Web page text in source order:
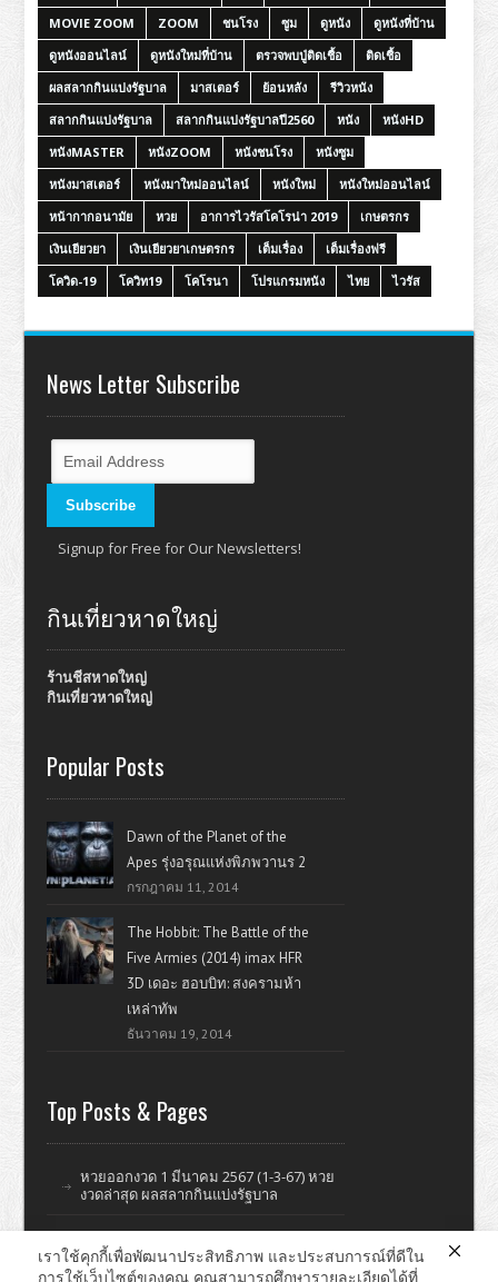
MOVIE ZOOM
ZOOM ชนโรง ซูม ดูหนัง
ดูหนังที่บ้าน
ดูหนังออนไลน์
ดูหนังใหม่ที่บ้าน ตรวจพบปู่ติดเชื้อ
ติดเชื้อ
ผลสลากกินแบ่งรัฐบาล
มาสเตอร์ ย้อนหลัง
รีวิวหนัง
สลากกินแบ่งรัฐบาล
สลากกินแบ่งรัฐบาลปี2560 หนัง
หนังHD
หนังMASTER
หนังZOOM หนังชนโรง
หนังซูม
หนังมาสเตอร์
หนังมาใหม่ออนไลน์ หนังใหม่
หนังใหม่ออนไลน์
หน้ากากอนามัย
หวย อาการไวรัสโคโรน่า 2019
เกษตรกร
เงินเยียวยา
เงินเยียวยาเกษตรกร เต็มเรื่อง
เต็มเรื่องฟรี
โควิด-19
โควิท19 โคโรนา โปรแกรมหนัง ไทย ไวรัส
News Letter Subscribe
Signup for Free for Our Newsletters!
กินเที่ยวหาดใหญ่
ร้านชีสหาดใหญ่
กินเที่ยวหาดใหญ่
Popular Posts
Dawn of the Planet of the
Apes รุ่งอรุณแห่งพิภพวานร 2
กรกฎาคม 11, 2014
The Hobbit: The Battle of the
Five Armies (2014) imax HFR
3D เดอะ ฮอบบิท: สงครามห้า
เหล่าทัพ
ธันวาคม 19, 2014
Top Posts & Pages
หวยออกงวด 1 มีนาคม 2567 (1-3-67) หวย
งวดล่าสุด ผลสลากกินแบ่งรัฐบาล
ดูหนังออนไลน์ หนังใหม่ แรงบันดาลใจ ไอที รีวิววิจารณ์หนังมั่วๆ
เราใช้คุกกี้เพื่อพัฒนาประสิทธิภาพ และประสบการณ์ที่ดีใน
การใช้เว็บไซต์ของคุณ คุณสามารถศึกษารายละเอียดได้ที่